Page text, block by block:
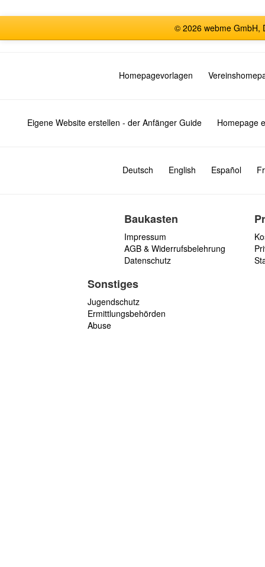
© 2026 webme GmbH,
Homepagevorlagen
Eigene Website erstellen - der Anfänger Guide Homepage
Deutsch English Español
Baukasten
Impressum
AGB & Widerrufsbelehrung
Datenschutz
Sonstiges
Jugendschutz
Ermittlungsbehörden
Abuse